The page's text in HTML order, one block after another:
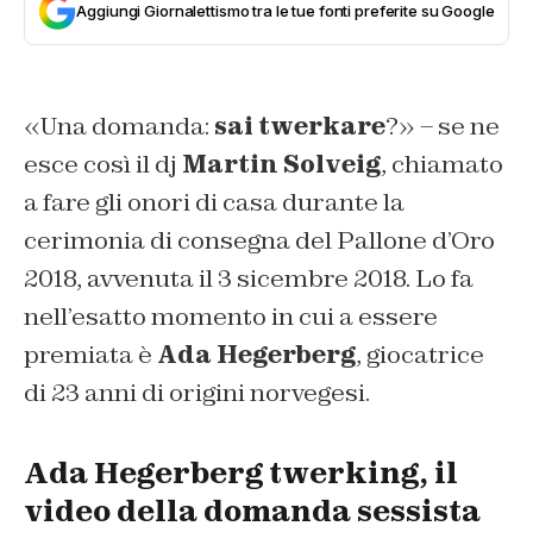
Aggiungi Giornalettismo tra le tue fonti preferite su Google
«Una domanda: sai twerkare?» – se ne
esce così il dj Martin Solveig, chiamato
a fare gli onori di casa durante la
cerimonia di consegna del Pallone d’Oro
2018, avvenuta il 3 sicembre 2018. Lo fa
nell’esatto momento in cui a essere
premiata è Ada Hegerberg, giocatrice
di 23 anni di origini norvegesi.
Ada Hegerberg twerking, il
video della domanda sessista